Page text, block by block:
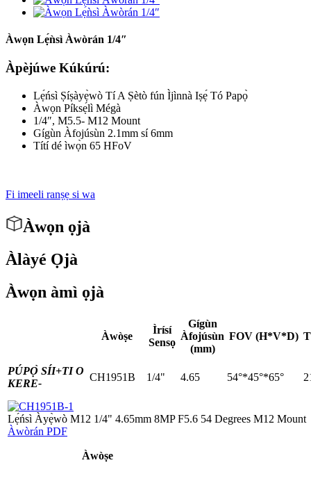
Àwọn Lẹ́ǹsì Àwòrán 1/4″
Àpèjúwe Kúkúrú:
Lẹ́ńsì Ṣíṣàyẹ̀wò Tí A Ṣètò fún Ìjìnnà Iṣẹ́ Tó Papọ̀
Àwọn Píksẹ́lì Mégà
1/4″, M5.5- M12 Mount
Gígùn Àfojúsùn 2.1mm sí 6mm
Títí dé ìwọ̀n 65 HFoV
Fi imeeli ranṣẹ si wa
Àwọn ọjà
Àlàyé Ọjà
Àwọn àmì ọjà
Àwòṣe
Ìrísí
Sensọ
Gígùn
Àfojúsùn
(mm)
FOV (H*V*D)
PÚPỌ̀ SÍI+TI O
KERE-
CH1951B 1/4" 4.65 54°*45°*65°
Lẹ́ńsì Àyẹ̀wò M12 1/4" 4.65mm 8MP F5.6 54 Degrees M12 Mount
Àwòrán PDF
Àwòṣe